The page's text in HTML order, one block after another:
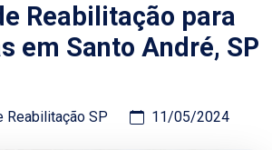
Reabilitação para
em Santo André, SP
Reabilitação SP 11/05/2024